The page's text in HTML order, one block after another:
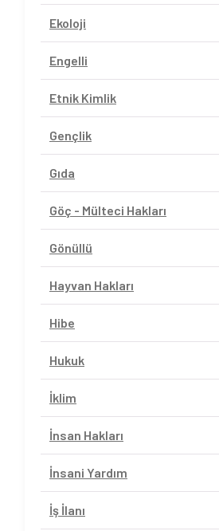
Ekoloji
Engelli
Etnik Kimlik
Gençlik
Gıda
Göç - Mülteci Hakları
Gönüllü
Hayvan Hakları
Hibe
Hukuk
İklim
İnsan Hakları
İnsani Yardım
İş İlanı